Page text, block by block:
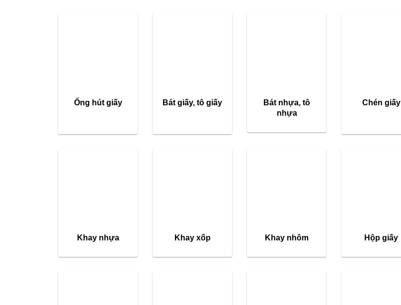
Ống hút giấy Bát giấy, tô giấy
Bát nhựa, tô
nhựa
Chén giấy
Khay nhựa Khay xốp Khay nhôm Hộp giấy